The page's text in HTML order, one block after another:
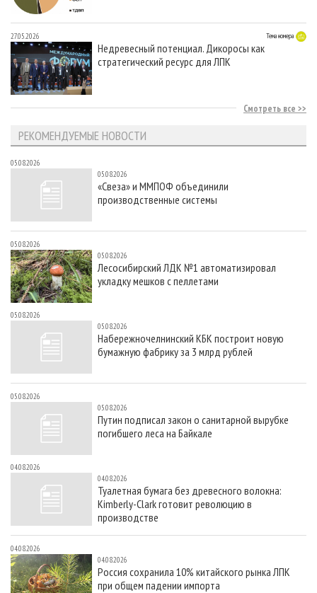
27.05.2026 Тема номера
Недревесный потенциал. Дикоросы как
стратегический ресурс для ЛПК
Смотреть все
РЕКОМЕНДУЕМЫЕ НОВОСТИ
05.08.2026
05.08.2026
«Свеза» и ММПОФ объединили
производственные системы
05.08.2026
05.08.2026
Лесосибирский ЛДК №1 автоматизировал
укладку мешков с пеллетами
05.08.2026
05.08.2026
Набережночелнинский КБК построит новую
бумажную фабрику за 3 млрд рублей
05.08.2026
05.08.2026
Путин подписал закон о санитарной вырубке
погибшего леса на Байкале
04.08.2026
04.08.2026
Туалетная бумага без древесного волокна:
Kimberly-Clark готовит революцию в
производстве
04.08.2026
04.08.2026
Россия сохранила 10% китайского рынка ЛПК
при общем падении импорта